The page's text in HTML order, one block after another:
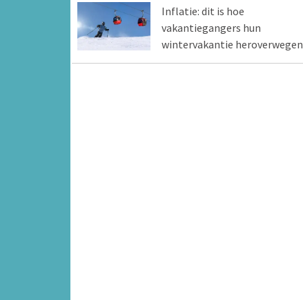
Inflatie: dit is hoe
vakantiegangers hun
wintervakantie heroverwegen